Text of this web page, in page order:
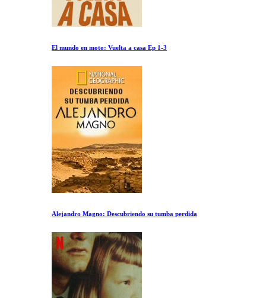
El mundo en moto: Vuelta a casa Ep 1-3
Alejandro Magno: Descubriendo su tumba perdida